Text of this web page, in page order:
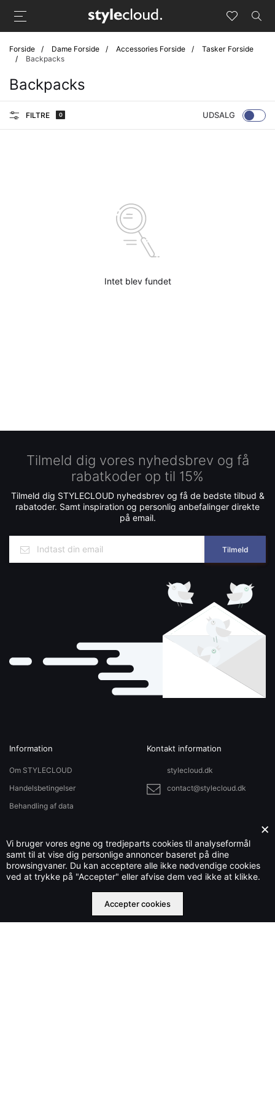
Forside Dame Forside Accessories Forside
Tasker Forside
Backpacks
Backpacks
FILTRE 0 UDSALG
Intet blev fundet
Tilmeld dig vores nyhedsbrev og få
rabatkoder op til 15%
Tilmeld dig STYLECLOUD nyhedsbrev og få de bedste tilbud &
rabatoder. Samt inspiration og personlig anbefalinger direkte
på email.
Tilmeld
Stylecloud.dk ejes og drives af Che IT Group OÜ nr. 16569877
©2023 stylecloud.dk | All rights reserved
Information
Om STYLECLOUD
Handelsbetingelser
Behandling af data
Kontakt information
stylecloud.dk
contact@stylecloud.dk
×
Vi bruger vores egne og tredjeparts cookies til analyseformål
samt til at vise dig personlige annoncer baseret på dine
browsingvaner. Du kan acceptere alle ikke nødvendige cookies
ved at trykke på "Accepter" eller afvise dem ved ikke at klikke.
Accepter cookies